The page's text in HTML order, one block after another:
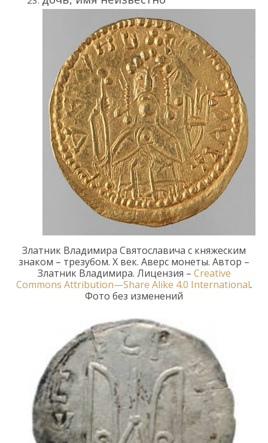
Златник Владимира Святославича с княжеским
знаком – трезубом. X век. Аверс монеты. Автор –
Златник Владимира. Лицензия – Creative
Commons Attribution—Share Alike 4.0 International.
Фото без изменений